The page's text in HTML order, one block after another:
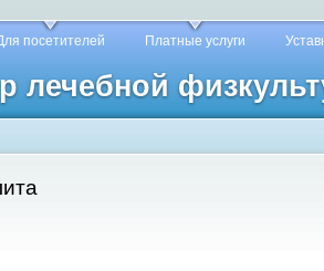
лечебной
посетителей Платные услуги